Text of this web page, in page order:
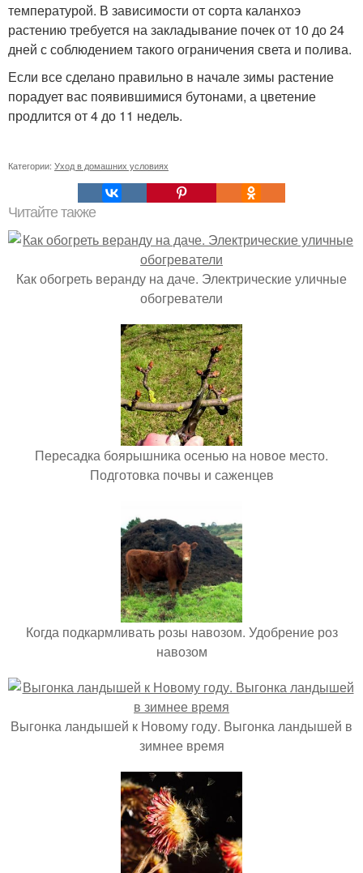
температурой. В зависимости от сорта каланхоэ
растению требуется на закладывание почек от 10 до 24
дней с соблюдением такого ограничения света и полива.
Если все сделано правильно в начале зимы растение
порадует вас появившимися бутонами, а цветение
продлится от 4 до 11 недель.
Категории: Уход в домашних условиях
Читайте также
Как обогреть веранду на даче. Электрические уличные
обогреватели
Пересадка боярышника осенью на новое место.
Подготовка почвы и саженцев
Когда подкармливать розы навозом. Удобрение роз
навозом
Выгонка ландышей к Новому году. Выгонка ландышей в
зимнее время